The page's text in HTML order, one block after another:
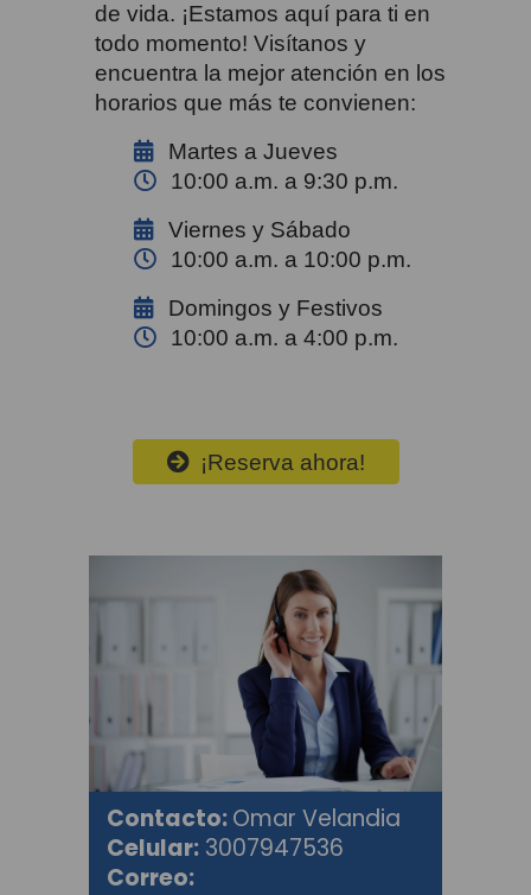
de vida. ¡Estamos aquí para ti en
todo momento! Visítanos y
encuentra la mejor atención en los
horarios que más te convienen:
Martes a Jueves
10:00 a.m. a 9:30 p.m.
Viernes y Sábado
10:00 a.m. a 10:00 p.m.
Domingos y Festivos
10:00 a.m. a 4:00 p.m.
¡Reserva ahora!
Contacto:Omar Velandia
Celular: 3007947536
Correo: